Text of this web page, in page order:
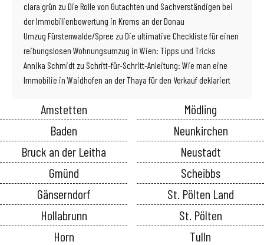
clara grün zu Die Rolle von Gutachten und Sachverständigen bei
der Immobilienbewertung in Krems an der Donau
Umzug Fürstenwalde/Spree zu Die ultimative Checkliste für einen
reibungslosen Wohnungsumzug in Wien: Tipps und Tricks
Annika Schmidt zu Schritt-für-Schritt-Anleitung: Wie man eine
Immobilie in Waidhofen an der Thaya für den Verkauf deklariert
Amstetten
Baden
Bruck an der Leitha
Gmünd
Gänserndorf
Hollabrunn
Horn
Mödling
Neunkirchen
Neustadt
Scheibbs
St. Pölten Land
St. Pölten
Tulln